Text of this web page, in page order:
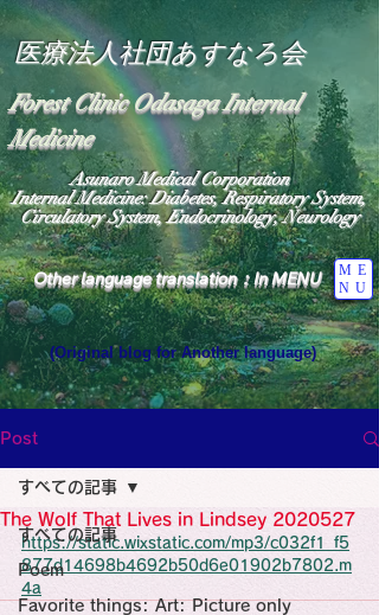
医療法人社団あすなろ会
Forest Clinic Odasaga Internal
Medicine
Other language translation：In MENU
ME
NU
Asunaro Medical Corporation
Internal Medicine: Diabetes, Respiratory System,
Circulatory System, Endocrinology, Neurology
(Original blog for Another language)
Heavens: Beyond the Universe: The World
the God of Light Resides"
Medicine Specialist
Specialist
Wide Blog
Medicine
Religion
Post
すべての記事
Poem
Favorite things: Art: Picture only
すべての記事
The Wolf That Lives in Lindsey 2020527
https://static.wixstatic.com/mp3/c032f1_f5
877d14698b4692b50d6e01902b7802.m
4a